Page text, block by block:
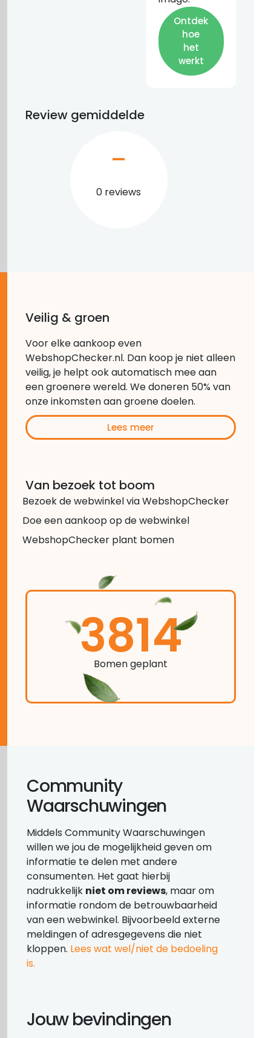
Ontdek
hoe
het
werkt
Review gemiddelde
0 reviews
–
Veilig & groen
Voor elke aankoop even
WebshopChecker.nl. Dan koop je niet alleen
veilig, je helpt ook automatisch mee aan
een groenere wereld. We doneren 50% van
onze inkomsten aan groene doelen.
Lees meer
Van bezoek tot boom
Bezoek de webwinkel via WebshopChecker
Doe een aankoop op de webwinkel
WebshopChecker plant bomen
3814
Bomen geplant
Community
Waarschuwingen
Middels Community Waarschuwingen
willen we jou de mogelijkheid geven om
informatie te delen met andere
consumenten. Het gaat hierbij
nadrukkelijk niet om reviews, maar om
informatie rondom de betrouwbaarheid
van een webwinkel. Bijvoorbeeld externe
meldingen of adresgegevens die niet
kloppen. Lees wat wel/niet de bedoeling
is.
Jouw bevindingen